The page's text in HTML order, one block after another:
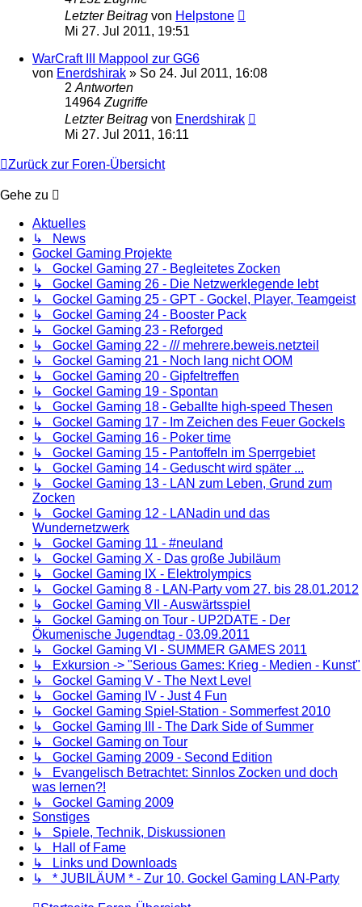
Letzter Beitrag von Helpstone
Mi 27. Jul 2011, 19:51
WarCraft III Mappool zur GG6
von Enerdshirak » So 24. Jul 2011, 16:08
2 Antworten
14964 Zugriffe
Letzter Beitrag von Enerdshirak
Mi 27. Jul 2011, 16:11
Zurück zur Foren-Übersicht
Gehe zu
Aktuelles
↳ News
Gockel Gaming Projekte
↳ Gockel Gaming 27 - Begleitetes Zocken
↳ Gockel Gaming 26 - Die Netzwerklegende lebt
↳ Gockel Gaming 25 - GPT - Gockel, Player, Teamgeist
↳ Gockel Gaming 24 - Booster Pack
↳ Gockel Gaming 23 - Reforged
↳ Gockel Gaming 22 - /// mehrere.beweis.netzteil
↳ Gockel Gaming 21 - Noch lang nicht OOM
↳ Gockel Gaming 20 - Gipfeltreffen
↳ Gockel Gaming 19 - Spontan
↳ Gockel Gaming 18 - Geballte high-speed Thesen
↳ Gockel Gaming 17 - Im Zeichen des Feuer Gockels
↳ Gockel Gaming 16 - Poker time
↳ Gockel Gaming 15 - Pantoffeln im Sperrgebiet
↳ Gockel Gaming 14 - Geduscht wird später ...
↳ Gockel Gaming 13 - LAN zum Leben, Grund zum
Zocken
↳ Gockel Gaming 12 - LANadin und das
Wundernetzwerk
↳ Gockel Gaming 11 - #neuland
↳ Gockel Gaming X - Das große Jubiläum
↳ Gockel Gaming IX - Elektrolympics
↳ Gockel Gaming 8 - LAN-Party vom 27. bis 28.01.2012
↳ Gockel Gaming VII - Auswärtsspiel
↳ Gockel Gaming on Tour - UP2DATE - Der
Ökumenische Jugendtag - 03.09.2011
↳ Gockel Gaming VI - SUMMER GAMES 2011
↳ Exkursion -> "Serious Games: Krieg - Medien - Kunst"
↳ Gockel Gaming V - The Next Level
↳ Gockel Gaming IV - Just 4 Fun
↳ Gockel Gaming Spiel-Station - Sommerfest 2010
↳ Gockel Gaming III - The Dark Side of Summer
↳ Gockel Gaming on Tour
↳ Gockel Gaming 2009 - Second Edition
↳ Evangelisch Betrachtet: Sinnlos Zocken und doch
was lernen?!
↳ Gockel Gaming 2009
Sonstiges
↳ Spiele, Technik, Diskussionen
↳ Hall of Fame
↳ Links und Downloads
↳ * JUBILÄUM * - Zur 10. Gockel Gaming LAN-Party